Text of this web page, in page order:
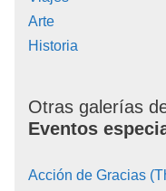
Arte
Historia
Otras galerías
Eventos
Acción de Gracias